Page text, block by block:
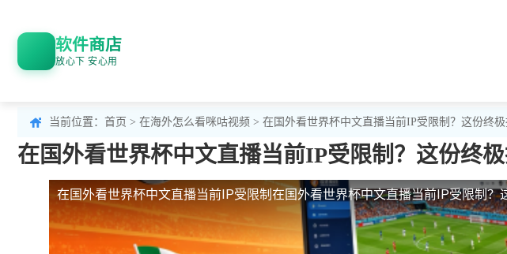
软件商店
放心下 安心用
当前位置： 首页 > 在海外怎么看咪咕视频 > 在国外看世界杯中文直播当前IP受限制？这份终
在国外看世界杯中文直播当前IP受限制？这份终
在国外看世界杯中文直播当前IP受限制 在国外看世界杯中文直播当前IP受限制？